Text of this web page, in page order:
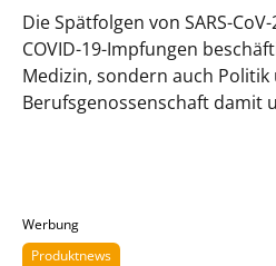
Die Spätfolgen von SARS-
COVID-19-Impfungen
Medizin, sondern auch
Berufsgenossenschaft damit
Werbung
Produktnews